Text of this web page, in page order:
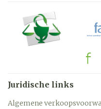
Juridische links
Algemene